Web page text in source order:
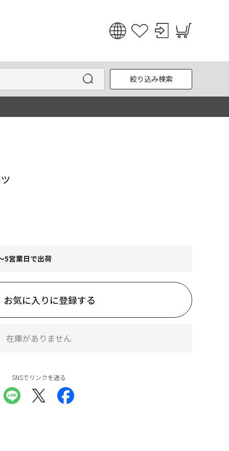
English
한국어
絞り込み検索
5営業日で出荷
お気に入りに登録する
在庫がありません
SNSでリンクを送る